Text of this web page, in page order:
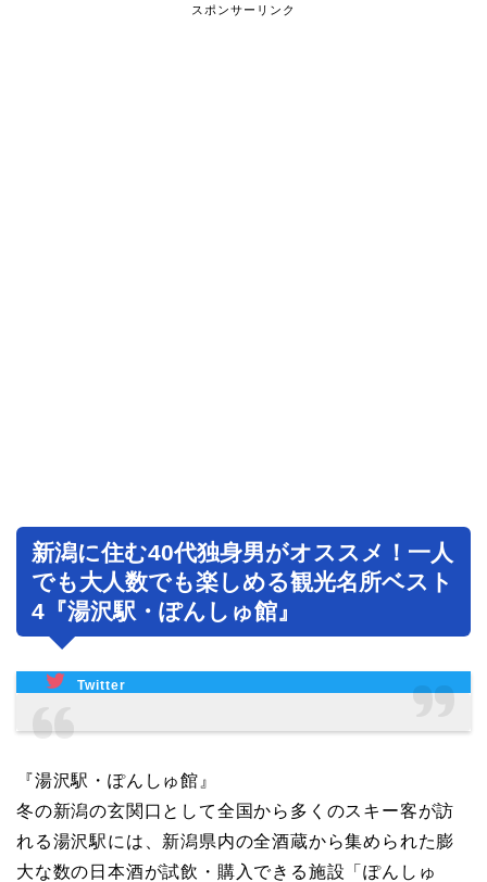
スポンサーリンク
新潟に住む40代独身男がオススメ！一人
でも大人数でも楽しめる観光名所ベスト
4『湯沢駅・ぽんしゅ館』
Twitter
『湯沢駅・ぽんしゅ館』
冬の新潟の玄関口として全国から多くのスキー客が訪
れる湯沢駅には、新潟県内の全酒蔵から集められた膨
大な数の日本酒が試飲・購入できる施設「ぽんしゅ